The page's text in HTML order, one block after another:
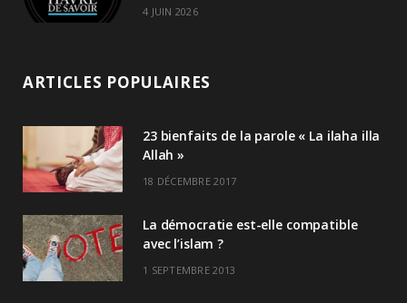
4 JUIN 2026
ARTICLES POPULAIRES
23 bienfaits de la parole « La ilaha illa
Allah »
18 DÉCEMBRE 2017
La démocratie est-elle compatible
avec l’islam ?
1 SEPTEMBRE 2013